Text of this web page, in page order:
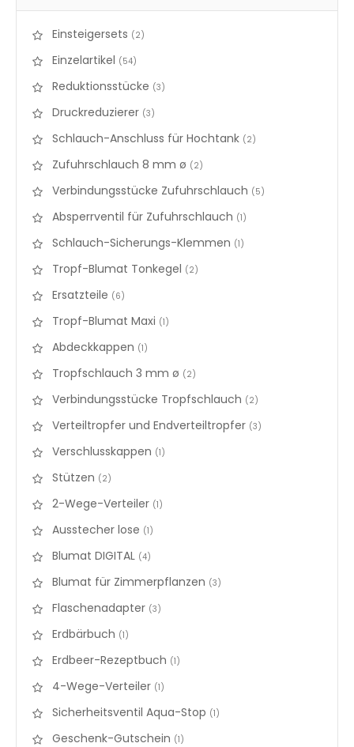
Einsteigersets 2items
Einzelartikel 54items
Reduktionsstücke 3items
Druckreduzierer 3items
Schlauch-Anschluss für Hochtank 2items
Zufuhrschlauch 8 mm ø 2items
Verbindungsstücke Zufuhrschlauch 5items
Absperrventil für Zufuhrschlauch 1items
Schlauch-Sicherungs-Klemmen 1items
Tropf-Blumat Tonkegel 2items
Ersatzteile 6items
Tropf-Blumat Maxi 1items
Abdeckkappen 1items
Tropfschlauch 3 mm ø 2items
Verbindungsstücke Tropfschlauch 2items
Verteiltropfer und Endverteiltropfer 3items
Verschlusskappen 1items
Stützen 2items
2-Wege-Verteiler 1items
Ausstecher lose 1items
Blumat DIGITAL 4items
Blumat für Zimmerpflanzen 3items
Flaschenadapter 3items
Erdbärbuch 1items
Erdbeer-Rezeptbuch 1items
4-Wege-Verteiler 1items
Sicherheitsventil Aqua-Stop 1items
Geschenk-Gutschein 1items